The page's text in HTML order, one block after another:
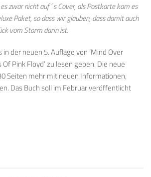
zwar nicht auf´s Cover, als Postkarte kam es
Paket, so dass wirglauben, dass damit auch
vomStormdarin ist.
der neuen 5. Auflage von ‘Mind Over
Pink Floyd’ zu lesen geben. Die neue
Seiten mehr mit neuen Informationen,
Das Buch soll im Februar veröffentlicht